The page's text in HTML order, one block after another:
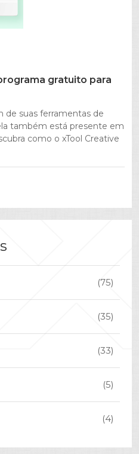
gratuito para
de suas ferramentas de
também está presente em
como o xTool Creative
(75)
(35)
(33)
(5)
(4)